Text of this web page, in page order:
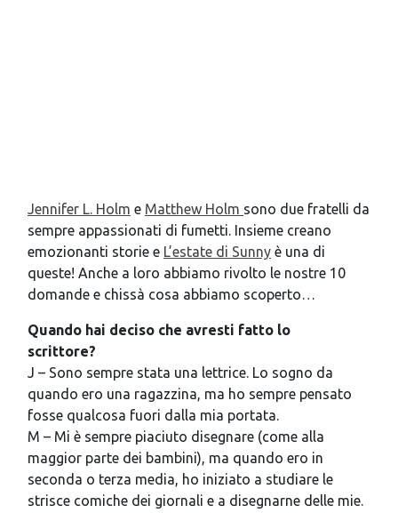
Jennifer L. Holm e Matthew Holm sono due fratelli da
sempre appassionati di fumetti. Insieme creano
emozionanti storie e L’estate di Sunny è una di
queste! Anche a loro abbiamo rivolto le nostre 10
domande e chissà cosa abbiamo scoperto…
Quando hai deciso che avresti fatto lo
scrittore?
J – Sono sempre stata una lettrice. Lo sogno da
quando ero una ragazzina, ma ho sempre pensato
fosse qualcosa fuori dalla mia portata.
M – Mi è sempre piaciuto disegnare (come alla
maggior parte dei bambini), ma quando ero in
seconda o terza media, ho iniziato a studiare le
strisce comiche dei giornali e a disegnarne delle mie.